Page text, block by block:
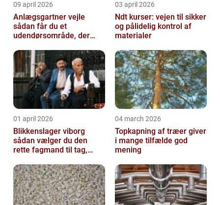
09 april 2026
Anlægsgartner vejle
sådan får du et
udendørsområde, der
03 april 2026
Ndt kurser: vejen til sikker
og pålidelig kontrol af
materialer
01 april 2026
Blikkenslager viborg
sådan vælger du den
rette fagmand til tag,
04 march 2026
Topkapning af træer giver
i mange tilfælde god
mening